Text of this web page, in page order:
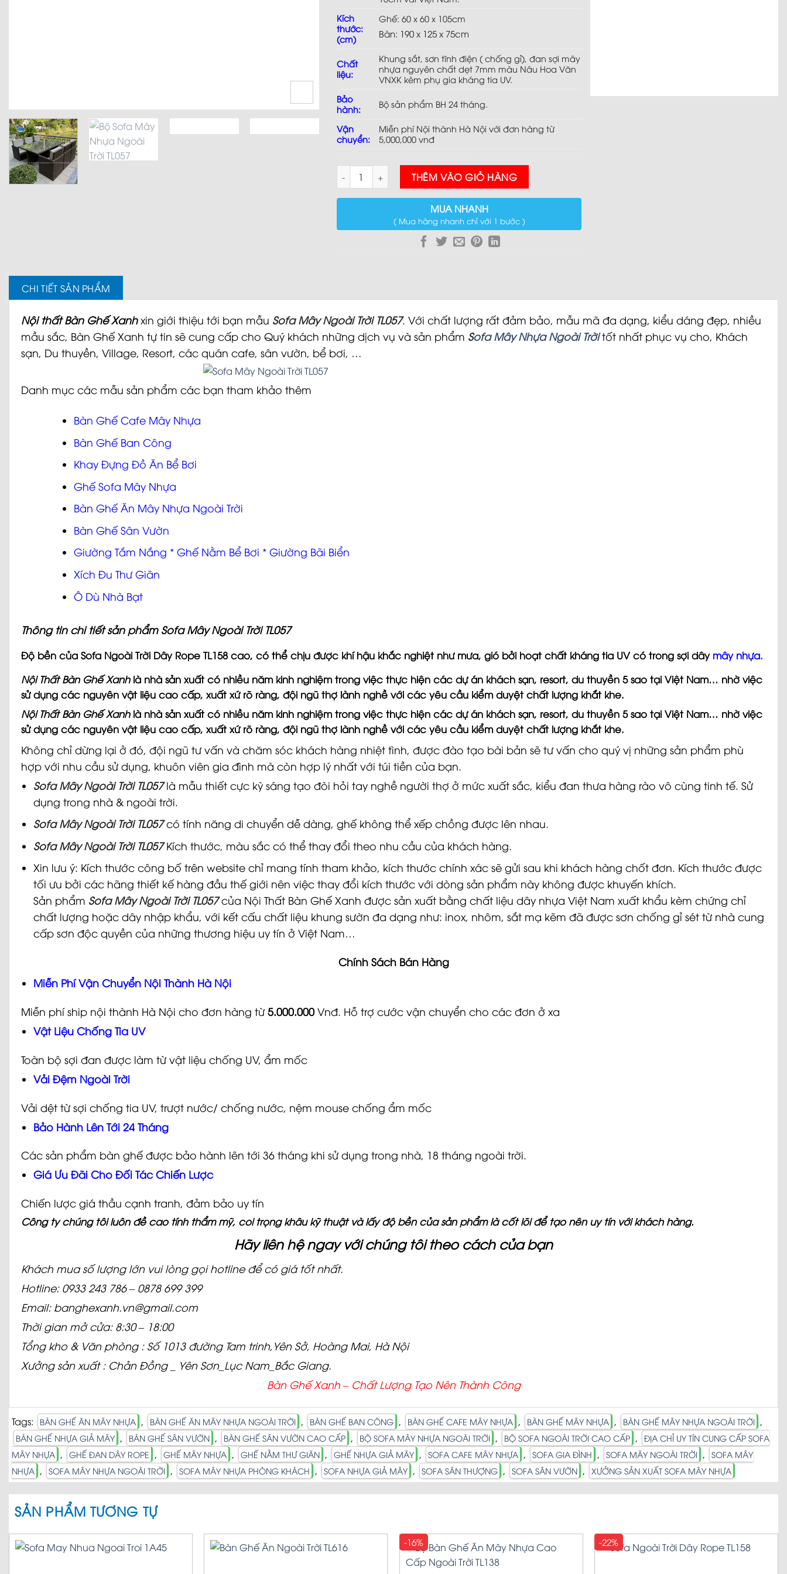
Kích
thước:
(cm)
Ghế: 60 x 60 x 105cm
Bàn: 190 x 125 x 75cm
Chất
liệu:
Khung sắt, sơn tĩnh điện ( chống gỉ), đansợi mây
nhựa nguyên chất dẹt 7mm màu Nâu Hoa Văn
VNXK kèm phụ gia kháng tia UV.
Bảo
hành:
Bộ sản phẩm BH 24 tháng.
Vận
chuyển:
Miễn phí Nội thành Hà Nội với đơn hàng từ
5,000,000 vnđ
Sofa Mây Ngoài Trời TL057 số lượng
THÊM VÀO GIỎ HÀNG
MUA NHANH
( Mua hàng nhanh chỉ với 1 bước )
CHI TIẾT SẢN PHẨM
Nội thất Bàn Ghế Xanhxin giới thiệu tới bạn mẫu Sofa Mây Ngoài Trời TL057. Với chất lượng rất đảm bảo, mẫu mã đa dạng, kiểu dáng đẹp, nhiều
mầu sắc, Bàn Ghế Xanh tự tin sẽ cung cấp cho Quý khách những dịch vụ và sản phẩm Sofa Mây Nhựa Ngoài Trờitốt nhất phục vụ cho, Khách
sạn, Du thuyền, Village, Resort, các quán cafe, sân vườn, bể bơi, …
Danh mục các mẫu sản phẩm các bạn tham khảo thêm
Bàn Ghế Cafe Mây Nhựa
Bàn Ghế Ban Công
Khay Đựng Đồ Ăn Bể Bơi
Ghế Sofa Mây Nhựa
Bàn Ghế Ăn Mây Nhựa Ngoài Trời
Bàn Ghế Sân Vườn
Giường Tắm Nắng * Ghế Nằm Bể Bơi * Giường Bãi Biển
Xích Đu Thư Giãn
Ô Dù Nhà Bạt
Thông tin chi tiết sản phẩm Sofa Mây Ngoài Trời TL057
Độ bền của Sofa Ngoài Trời Dây Rope TL158 cao, có thể chịu được khí hậu khắc nghiệt như mưa, gió bởi hoạt chất kháng tia UV có trong sợi dây mây nhựa.
Nội Thất Bàn Ghế Xanhlà nhà sản xuất có nhiều năm kinh nghiệm trong việc thực hiện các dự án khách sạn, resort, du thuyền 5 sao tại Việt Nam… nhờ việc
sử dụng các nguyên vật liệu cao cấp, xuất xứ rõ ràng, đội ngũ thợ lành nghề với các yêu cầu kiểm duyệt chất lượng khắt khe.
Nội Thất Bàn Ghế Xanhlà nhà sản xuất có nhiều năm kinh nghiệm trong việc thực hiện các dự án khách sạn, resort, du thuyền 5 sao tại Việt Nam… nhờ việc
sử dụng các nguyên vật liệu cao cấp, xuất xứ rõ ràng, đội ngũ thợ lành nghề với các yêu cầu kiểm duyệt chất lượng khắt khe.
Không chỉ dừng lại ở đó, đội ngũ tư vấn và chăm sóc khách hàng nhiệt tình, được đào tạo bài bản sẽ tư vấn cho quý vị những sản phẩm phù
hợp với nhu cầu sử dụng, khuôn viên gia đình mà còn hợp lý nhất với túi tiền của bạn.
Sofa Mây Ngoài Trời TL057là mẫu thiết cực kỳ sáng tạo đòi hỏi tay nghề người thợ ở mức xuất sắc, kiểu đan thưa hàng rào vô cùng tinh tế. Sử
dụng trong nhà & ngoài trời.
Sofa Mây Ngoài Trời TL057có tính năng di chuyển dễ dàng, ghế không thể xếp chồng được lên nhau.
Sofa Mây Ngoài Trời TL057Kích thước, màu sắc có thể thay đổi theo nhu cầu của khách hàng.
Xin lưu ý: Kích thước công bố trên website chỉ mang tính tham khảo, kích thước chính xác sẽ gửi sau khi khách hàng chốt đơn. Kích thước được
tối ưu bởi các hãng thiết kế hàng đầu thế giới nên việc thay đổi kích thước với dòng sản phẩm này không được khuyến khích.
Sản phẩm Sofa Mây Ngoài Trời TL057của Nội Thất Bàn Ghế Xanh được sản xuất bằng chất liệu dây nhựa Việt Nam xuất khẩu kèm chứng chỉ
chất lượng hoặc dây nhập khẩu, với kết cấu chất liệu khung sườn đa dạng như: inox, nhôm, sắt mạ kẽm đã được sơn chống gỉ sét từ nhà cung
cấp sơn độc quyền của những thương hiệu uy tín ở Việt Nam…
Chính Sách Bán Hàng
Miễn Phí Vận Chuyển Nội Thành Hà Nội
Miễn phí ship nội thành Hà Nội cho đơn hàng từ 5.000.000 Vnđ. Hỗ trợ cước vận chuyển cho các đơn ở xa
Vật Liệu Chống Tia UV
Toàn bộ sợi đan được làm từ vật liệu chống UV, ẩm mốc
Vải Đệm Ngoài Trời
Vải dệt từ sợi chống tia UV, trượt nước/ chống nước, nệm mouse chống ẩm mốc
Bảo Hành Lên Tới 24 Tháng
Các sản phẩm bàn ghế được bảo hành lên tới 36 tháng khi sử dụng trong nhà, 18 tháng ngoài trời.
Giá Ưu Đãi Cho Đối Tác Chiến Lược
Chiến lược giá thầu cạnh tranh, đảm bảo uy tín
Công ty chúng tôi luôn đề cao tính thẩm mỹ, coi trọng khâu kỹ thuật và lấy độ bền của sản phẩm là cốt lõi để tạo nên uy tín với khách hàng.
Hãy liên hệ ngay với chúng tôi theo cách của bạn
Khách mua số lượng lớn vui lòng gọi hotline để có giá tốt nhất.
Hotline: 0933 243 786 – 0878 699 399
Email: banghexanh.vn@gmail.com
Thời gian mở cửa: 8:30 – 18:00
Tổng kho & Văn phòng : Số 1013 đường Tam trinh,Yên Sở, Hoàng Mai, Hà Nội
Xưởng sản xuất : Chản Đồng _ Yên Sơn_Lục Nam_Bắc Giang.
Bàn Ghế Xanh – Chất Lượng Tạo Nên Thành Công
Tags: BÀN GHẾ ĂN MÂY NHỰA , BÀN GHẾ ĂN MÂY NHỰA NGOÀI TRỜI , BÀN GHẾ BAN CÔNG , BÀN GHẾ CAFE MÂY NHỰA , BÀN GHẾ MÂY NHỰA , BÀN GHẾ MÂY NHỰA NGOÀI TRỜI ,
BÀN GHẾ NHỰA GIẢ MÂY , BÀN GHẾ SÂN VƯỜN , BÀN GHẾ SÂN VƯỜN CAO CẤP , BỘ SOFA MÂY NHỰA NGOÀI TRỜI , BỘ SOFA NGOÀI TRỜI CAO CẤP ,
ĐỊA CHỈ UY TÍN CUNG CẤP SOFA
MÂY NHỰA , GHẾ ĐAN DÂY ROPE , GHẾ MÂY NHỰA , GHẾ NẰM THƯ GIÃN , GHẾ NHỰA GIẢ MÂY , SOFA CAFE MÂY NHỰA , SOFA GIA ĐÌNH , SOFA MÂY NGOÀI TRỜI ,
SOFA MÂY
NHỰA , SOFA MÂY NHỰA NGOÀI TRỜI , SOFA MÂY NHỰA PHÒNG KHÁCH , SOFA NHỰA GIẢ MÂY , SOFA SÂN THƯỢNG , SOFA SÂN VƯỜN , XƯỞNG SẢN XUẤT SOFA MÂY NHỰA
SẢN PHẨM TƯƠNG TỰ
-16% -22%